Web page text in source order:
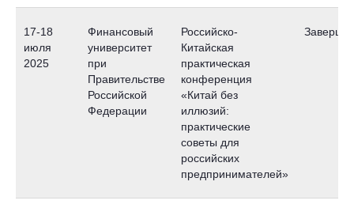
17-18
июля
2025
Финансовый
университет
при
Правительстве
Российской
Федерации
Российско-
Китайская
практическая
конференция
«Китай без
иллюзий:
практические
советы для
российских
предпринимателей»